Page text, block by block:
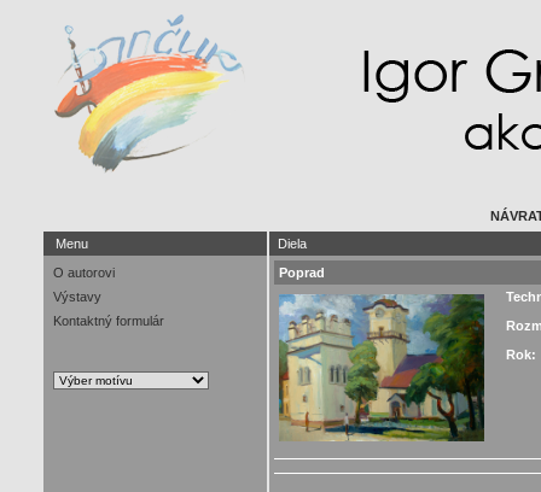
Menu
O autorovi
Výstavy
Kontaktný formulár
Diela
Poprad
Rok: